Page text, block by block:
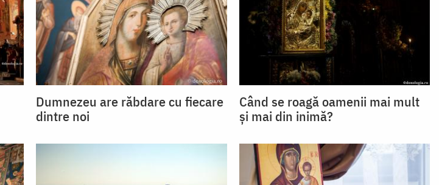
Dumnezeu are răbdare cu fiecare
dintre noi
Când se roagă oamenii mai mult
și mai din inimă?